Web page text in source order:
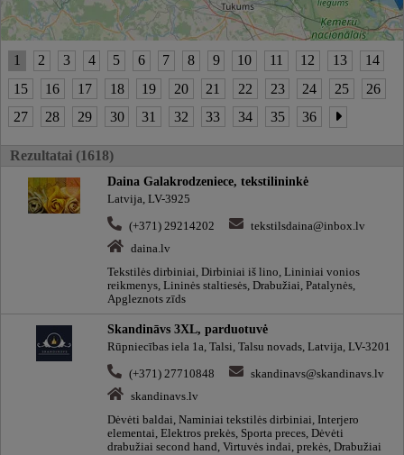
1 2 3 4 5 6 7 8 9 10 11 12 13
14
15
16 17 18 19 20 21 22 23 24 25
26
27
28 29 30 31 32 33 34 35 36
Rezultatai (1618)
Daina Galakrodzeniece, tekstilininkė
Latvija, LV-3925
(+371) 29214202
tekstilsdaina@inbox.lv
daina.lv
Tekstilės dirbiniai, Dirbiniai iš lino, Lininiai vonios
reikmenys, Lininės staltiesės, Drabužiai, Patalynės,
Apgleznots zīds
Skandināvs 3XL, parduotuvė
Rūpniecības iela 1a, Talsi, Talsu novads, Latvija, LV-3201
(+371) 27710848
skandinavs@skandinavs.lv
skandinavs.lv
Dėvėti baldai, Naminiai tekstilės dirbiniai, Interjero
elementai, Elektros prekės, Sporta preces, Dėvėti
drabužiai second hand, Virtuvės indai, prekės, Drabužiai